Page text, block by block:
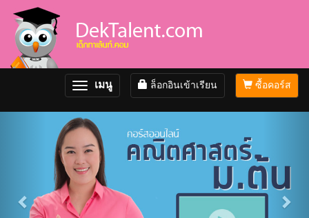
ซื้อคอร์ส
ล็อกอินเข้าเรียน
Toggle
navigation
เมนู
Previous